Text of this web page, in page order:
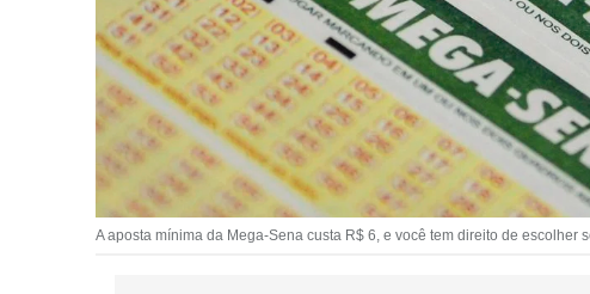
A aposta mínima da Mega-Sena custa R$ 6, e você tem direito de escolher